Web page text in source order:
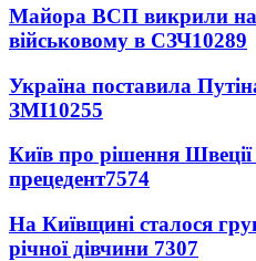
Майора ВСП викрили
військовому в СЗЧ10289
Україна поставила
ЗМІ10255
Київ про рішення
прецедент7574
На Київщині сталося
річної дівчини 7307